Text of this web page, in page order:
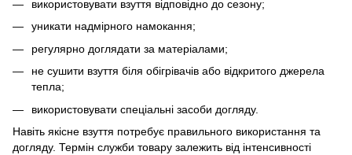
використовувати взуття відповідно до сезону;
уникати надмірного намокання;
регулярно доглядати за матеріалами;
не сушити взуття біля обігрівачів або відкритого джерела
тепла;
використовувати спеціальні засоби догляду.
Навіть якісне взуття потребує правильного використання та
догляду. Термін служби товару залежить від інтенсивності